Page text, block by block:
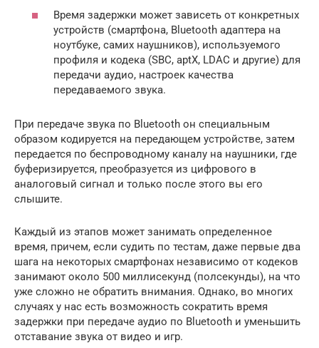
Время задержки может зависеть от конкретных
устройств (смартфона, Bluetooth адаптера на
ноутбуке, самих наушников), используемого
профиля и кодека (SBC, aptX, LDAC и другие) для
передачи аудио, настроек качества
передаваемого звука.
При передаче звука по Bluetooth он специальным
образом кодируется на передающем устройстве, затем
передается по беспроводному каналу на наушники, где
буферизируется, преобразуется из цифрового в
аналоговый сигнал и только после этого вы его
слышите.
Каждый из этапов может занимать определенное
время, причем, если судить по тестам, даже первые два
шага на некоторых смартфонах независимо от кодеков
занимают около 500 миллисекунд (полсекунды), на что
уже сложно не обратить внимания. Однако, во многих
случаях у нас есть возможность сократить время
задержки при передаче аудио по Bluetooth и уменьшить
отставание звука от видео и игр.